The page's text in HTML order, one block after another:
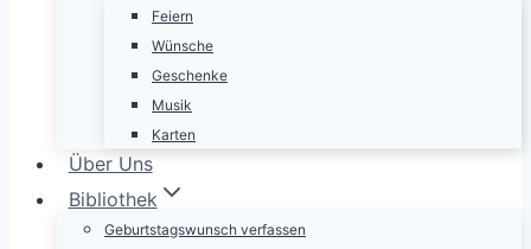
Feiern
Wünsche
Geschenke
Musik
Karten
Über Uns
Bibliothek
Geburtstagswunsch verfassen